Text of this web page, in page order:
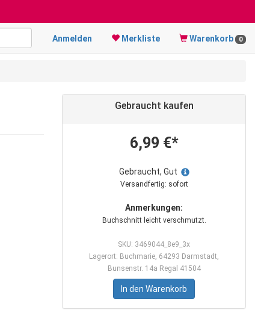
Anmelden Merkliste Warenkorb 0
Gebraucht kaufen
6,99 €*
Gebraucht, Gut
Versandfertig: sofort
Anmerkungen:
Buchschnitt leicht verschmutzt.
SKU: 3469044_8e9_3x
Lagerort: Buchmarie, 64293 Darmstadt,
Bunsenstr. 14a Regal 41504
In den Warenkorb